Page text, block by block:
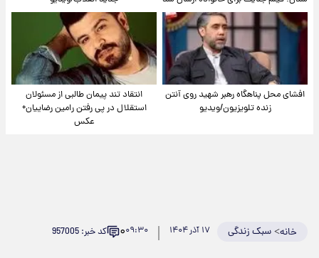
افشای محل پناهگاه‌ رهبر شهید روی آنتن
زنده تلویزیون/ویدیو
انتقاد تند پیمان طالبی از مسئولان
استقلال در پی رفتن رامین رضاییان+
عکس
خانه>سبک زندگی ۱۷ آذر ۱۴۰۴ ۰۹:۳۰۰ کد خبر: 957005